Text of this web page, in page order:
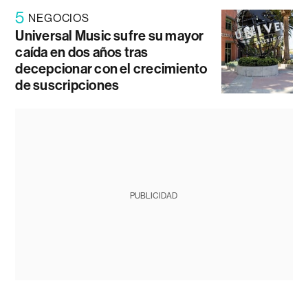
5 NEGOCIOS
Universal Music sufre su mayor
caída en dos años tras
decepcionar con el crecimiento
de suscripciones
PUBLICIDAD